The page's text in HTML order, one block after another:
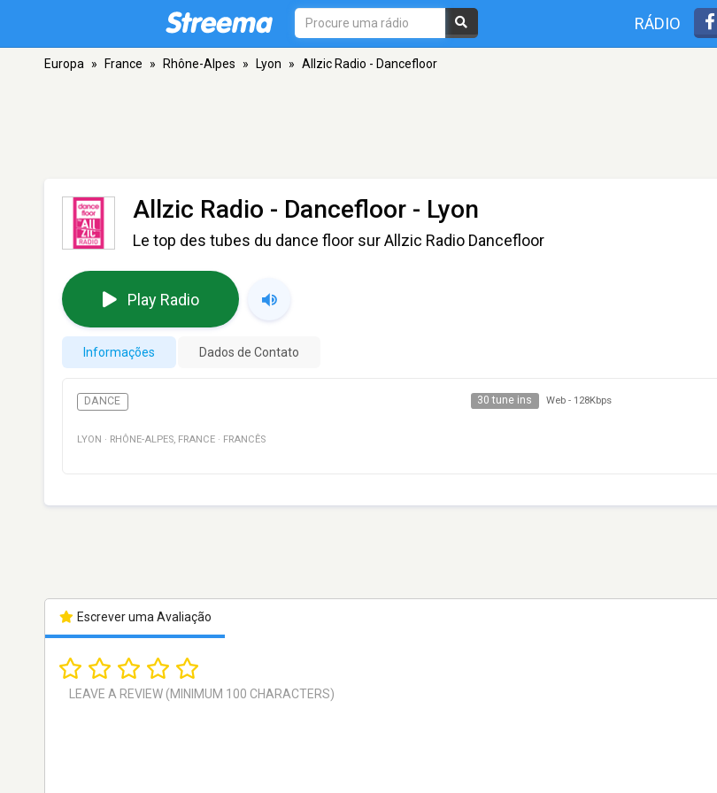
RÁDIO
Europa » France » Rhône-Alpes » Lyon » Allzic Radio - Dancefloor
Allzic Radio - Dancefloor - Lyon
Le top des tubes du dance floor sur Allzic Radio Dancefloor
Play Radio
Informações Dados de Contato
DANCE 30 tune ins Web - 128Kbps
LYON · RHÔNE-ALPES, FRANCE · FRANCÊS
Escrever uma Avaliação